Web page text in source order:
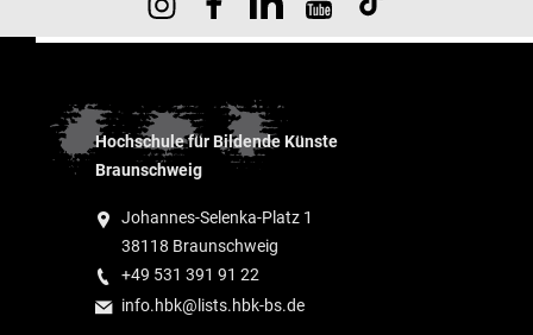
Hochschule für Bildende Künste
Braunschweig
Johannes-Selenka-Platz 1
38118 Braunschweig
+49 531 391 91 22
info.hbk@lists.hbk-bs.de